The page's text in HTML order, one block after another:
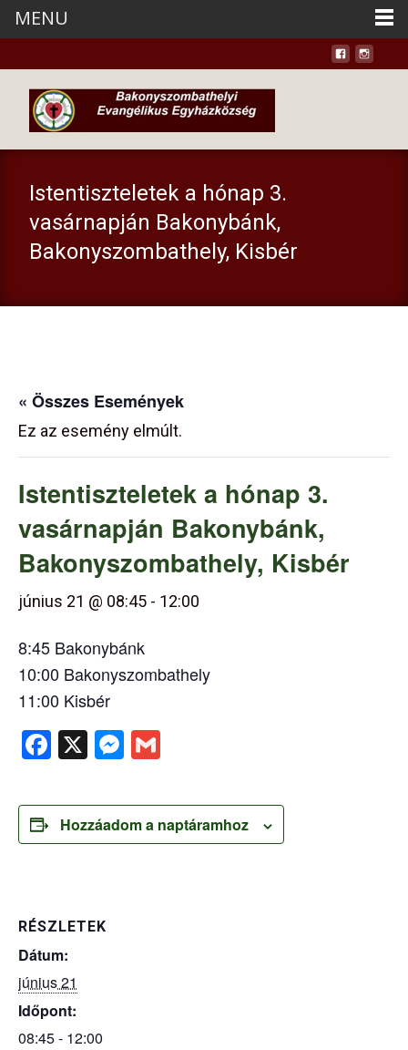
Istentiszteletek a hónap 3.
vasárnapján Bakonybánk,
Bakonyszombathely, Kisbér
« Összes Események
Ez az esemény elmúlt.
Istentiszteletek a hónap 3.
vasárnapján Bakonybánk,
Bakonyszombathely, Kisbér
június 21 @ 08:45 - 12:00
8:45 Bakonybánk
10:00 Bakonyszombathely
11:00 Kisbér
Facebook
X Messenger
Hozzáadom a naptáramhoz
RÉSZLETEK
Dátum:
június 21
Időpont:
08:45 - 12:00
MENU